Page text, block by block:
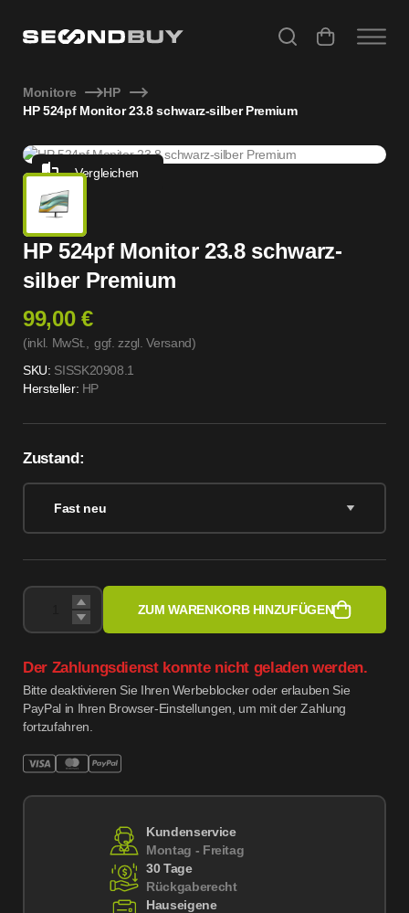
Monitore
HP
HP 524pf Monitor 23.8 schwarz-silber Premium
Vergleichen
HP 524pf Monitor 23.8 schwarz-
silber Premium
99,00 €
(inkl. MwSt., ggf. zzgl. Versand)
SKU: SISSK20908.1
Hersteller: HP
Zustand:
Fast neu
ZUM WARENKORB HINZUFÜGEN
Der Zahlungsdienst konnte nicht geladen werden.
Bitte deaktivieren Sie Ihren Werbeblocker oder erlauben Sie
PayPal in Ihren Browser-Einstellungen, um mit der Zahlung
fortzufahren.
Kundenservice
Montag - Freitag
30 Tage
Rückgaberecht
Hauseigene